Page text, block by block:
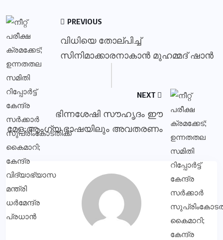
PREVIOUS
വിധിയെ തോല്പിച്ച്
സിനിമാക്കാരനാകാൻ മുഹമ്മദ് ഷാൻ
NEXT
ഭിന്നശേഷി സൗഹൃദം ഈ
മേള;ആംഗ്യ ഭാഷയിലും അവതരണം